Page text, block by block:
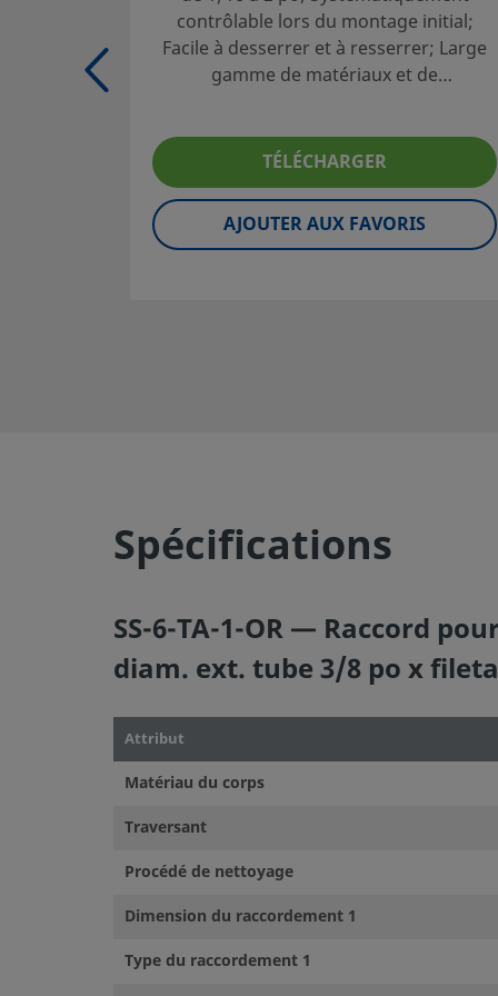
Les catalogues doivent être lus en entier afin d'assurer
adéquate des produits par le concepteur et l'utilisateur
Lors de la sélection des produits, l'intégralité de la
système doit être prise en considération pour garantir un
fonctionnement fiable et sans incident. La responsabilité
contrôlable lors du montage initial;
Facile à desserrer et à resserrer; Large
gamme de matériaux et de
TÉLÉCHARGER
AJOUTER AUX FAVORIS
Spécifications
SS-6-TA-1-OR — Raccord
diam. ext. tube 3/8 po x
Attribut
Matériau du corps
Traversant
Procédé de nettoyage
Dimension du raccordement 1
Type du raccordement 1